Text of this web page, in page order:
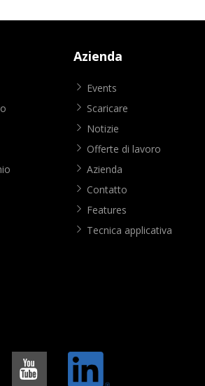
Azienda
Events
Scaricare
Notizie
Offerte di lavoro
Azienda
Contatto
Features
Tecnica applicativa